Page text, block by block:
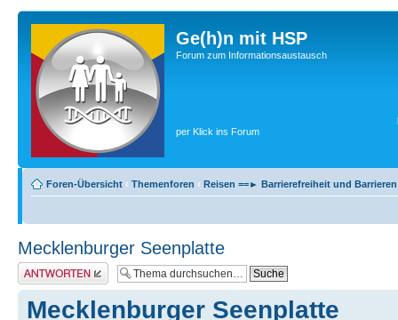
Ge(h)n mit HSP
Forum zum Informationsaustausch
per Klick ins Forum
Foren-Übersicht ‹ Themenforen ‹ Reisen ==► Barrierefreiheit und Barrieren
Mecklenburger Seenplatte
Antwort erstellen
Mecklenburger Seenplatte